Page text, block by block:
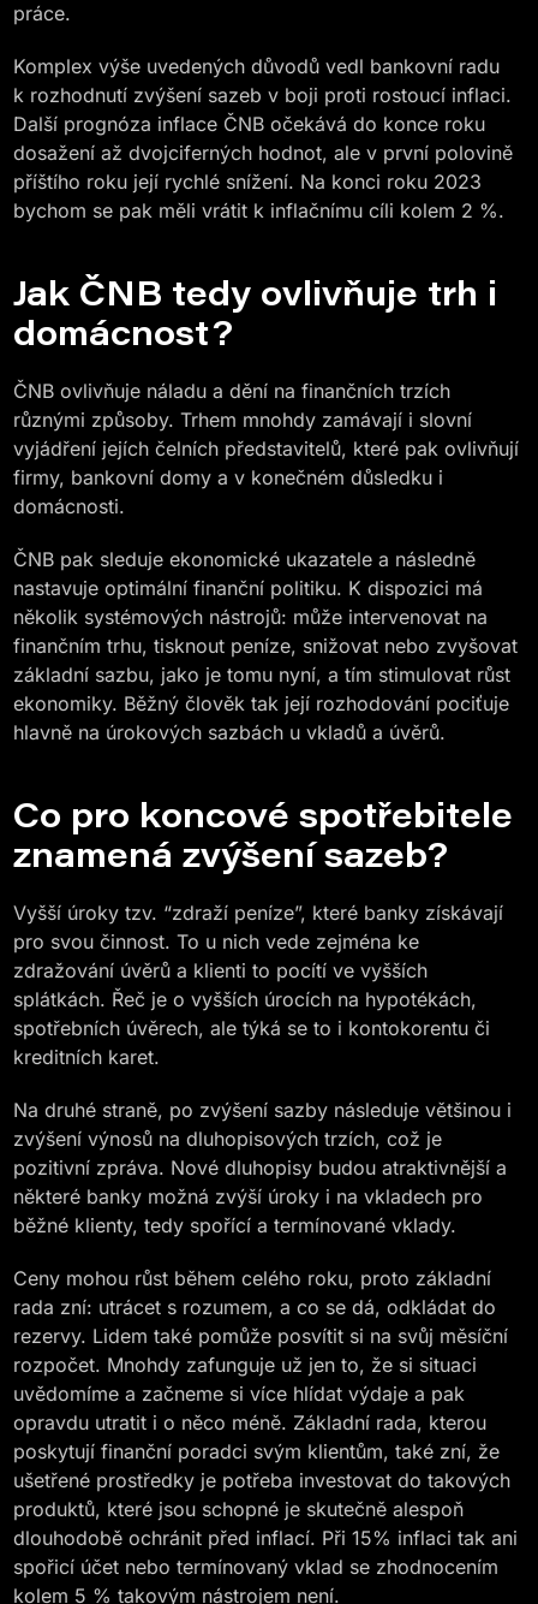
práce.
Komplex výše uvedených důvodů vedl bankovní radu
k rozhodnutí zvýšení sazeb v boji proti rostoucí inflaci.
Další prognóza inflace ČNB očekává do konce roku
dosažení až dvojciferných hodnot, ale v první polovině
příštího roku její rychlé snížení. Na konci roku 2023
bychom se pak měli vrátit k inflačnímu cíli kolem 2 %.
Jak ČNB tedy ovlivňuje trh i
domácnost?
ČNB ovlivňuje náladu a dění na finančních trzích
různými způsoby. Trhem mnohdy zamávají i slovní
vyjádření jejích čelních představitelů, které pak ovlivňují
firmy, bankovní domy a v konečném důsledku i
domácnosti.
ČNB pak sleduje ekonomické ukazatele a následně
nastavuje optimální finanční politiku. K dispozici má
několik systémových nástrojů: může intervenovat na
finančním trhu, tisknout peníze, snižovat nebo zvyšovat
základní sazbu, jako je tomu nyní, a tím stimulovat růst
ekonomiky. Běžný člověk tak její rozhodování pociťuje
hlavně na úrokových sazbách u vkladů a úvěrů.
Co pro koncové spotřebitele
znamená zvýšení sazeb?
Vyšší úroky tzv. “zdraží peníze”, které banky získávají
pro svou činnost. To u nich vede zejména ke
zdražování úvěrů a klienti to pocítí ve vyšších
splátkách. Řeč je o vyšších úrocích na hypotékách,
spotřebních úvěrech, ale týká se to i kontokorentu či
kreditních karet.
Na druhé straně, po zvýšení sazby následuje většinou i
zvýšení výnosů na dluhopisových trzích, což je
pozitivní zpráva. Nové dluhopisy budou atraktivnější a
některé banky možná zvýší úroky i na vkladech pro
běžné klienty, tedy spořící a termínované vklady.
Ceny mohou růst během celého roku, proto základní
rada zní: utrácet s rozumem, a co se dá, odkládat do
rezervy. Lidem také pomůže posvítit si na svůj měsíční
rozpočet. Mnohdy zafunguje už jen to, že si situaci
uvědomíme a začneme si více hlídat výdaje a pak
opravdu utratit i o něco méně. Základní rada, kterou
poskytují finanční poradci svým klientům, také zní, že
ušetřené prostředky je potřeba investovat do takových
produktů, které jsou schopné je skutečně alespoň
dlouhodobě ochránit před inflací. Při 15% inflaci tak ani
spořicí účet nebo termínovaný vklad se zhodnocením
kolem 5 % takovým nástrojem není.